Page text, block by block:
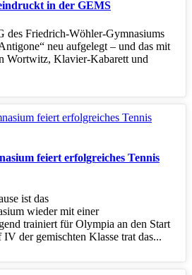
in der GEMS
des Friedrich‑Wöhler‑Gymnasiums
neu aufgelegt – und das mit
Wortwitz, Klavier‑Kabarett und
feiert erfolgreiches Tennis
ist das
wieder mit einer
trainiert für Olympia an den Start
der gemischten Klasse trat das...